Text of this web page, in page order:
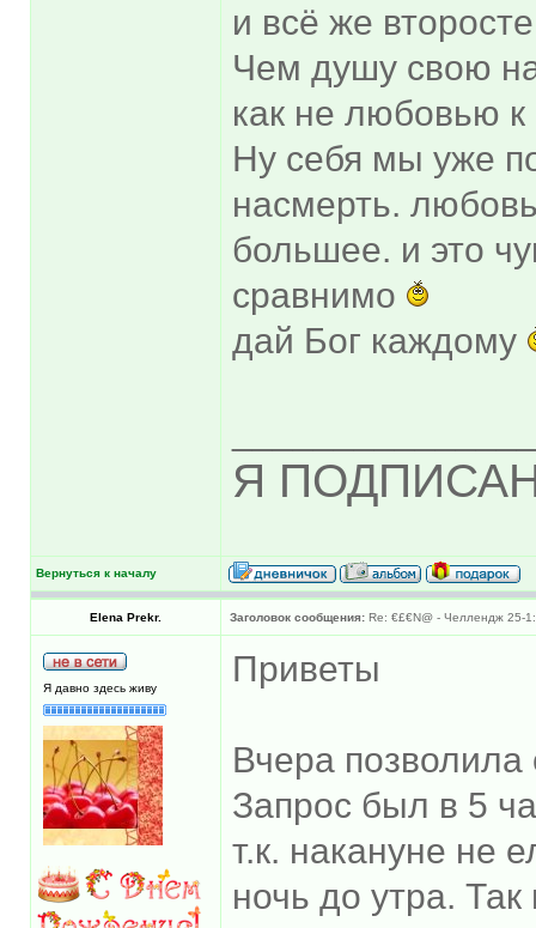
и всё же
Чем душу свою
как не любовью к
Ну себя мы уже
насмерть.
большее. и это
сравнимо
дай Бог каждому
Я
Вернуться к началу
Elena Prekr. Заголовок сообщения: Re: €£€N@ - Челлендж 25-
Я давно здесь живу Приветы
Вчера позволила
Запрос был в 5
т.к. накануне не
ночь до утра.